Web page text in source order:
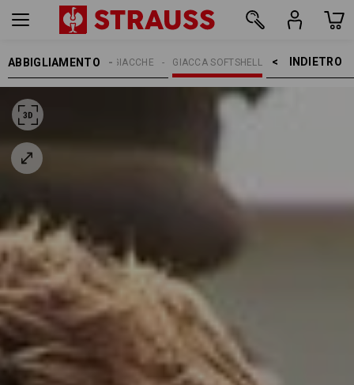
ABBIGLIAMENTO INDIETRO    >
GIACCA SOFTSHELL
GIACCHE
UOMO